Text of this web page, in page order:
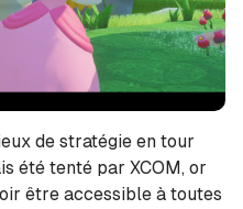
de stratégie en tour
été tenté par XCOM, or
être accessible à toutes